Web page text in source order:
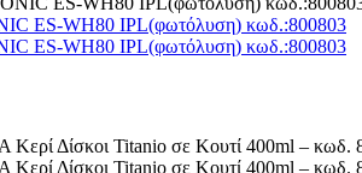
ES-WH80 IPL(φωτόλυση) κωδ.:800803
ES-WH80 IPL(φωτόλυση) κωδ.:800803